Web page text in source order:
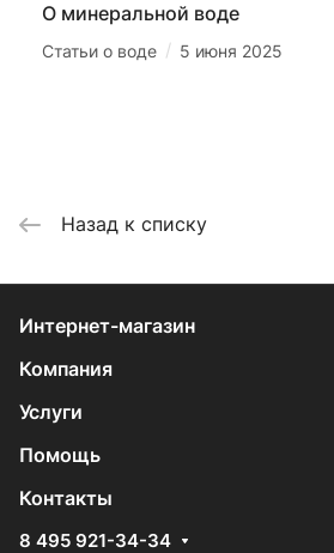
О минеральной воде
Статьи о воде / 5 июня 2025
Назад к списку
Интернет-магазин
Компания
Услуги
Помощь
Контакты
8 495 921-34-34